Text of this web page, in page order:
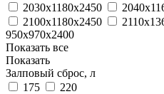
2030х1180х2450
2100х1180х2450
950х970х2400
Показать все
Показать
Залповый сброс, л
175
220